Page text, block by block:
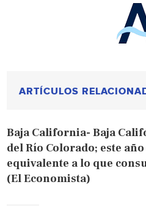
ARTÍCULOS
Baja California- Baja
del Río Colorado; este
equivalente a lo que
(El Economista)